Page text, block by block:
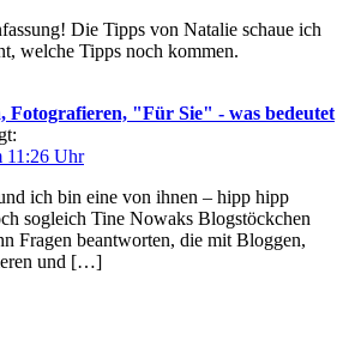
Die Tipps von Natalie schaue ich
welche Tipps noch kommen.
Fotografieren, "Für Sie" - was bedeutet
11:26 Uhr
ich bin eine von ihnen – hipp hipp
sogleich Tine Nowaks Blogstöckchen
Fragen beantworten, die mit Bloggen,
und […]